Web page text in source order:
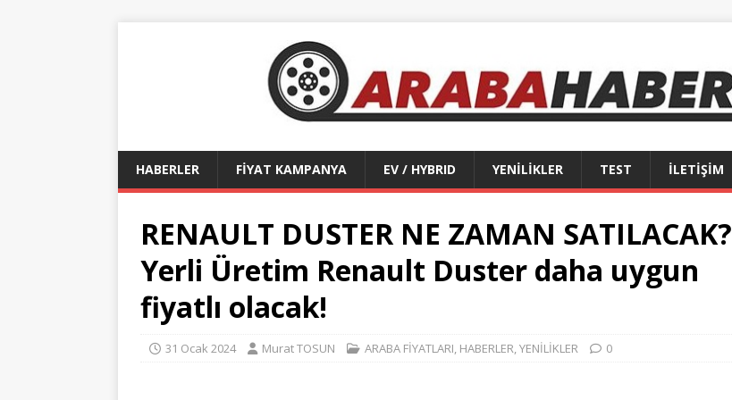
HABERLER FİYAT KAMPANYA EV / HYBRID YENİLİKLER TEST İLETİŞİM
RENAULT DUSTER NE ZAMAN SATILACAK?
Yerli Üretim Renault Duster daha uygun
fiyatlı olacak!
31 Ocak 2024 Murat TOSUN ARABA FİYATLARI, HABERLER,YENİLİKLER 0